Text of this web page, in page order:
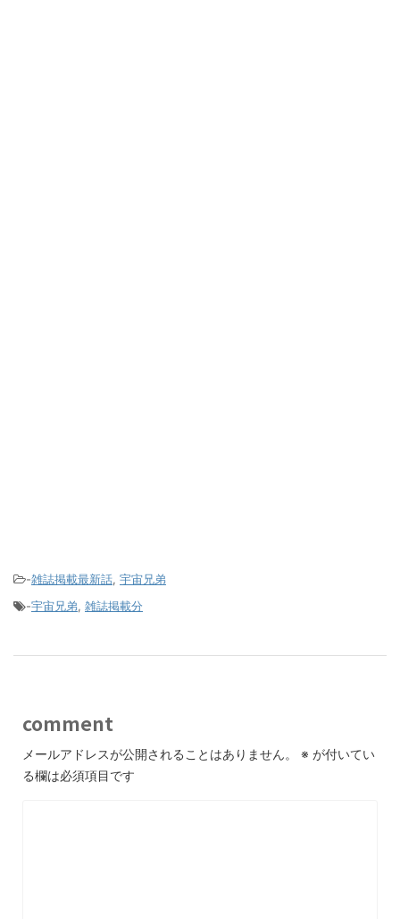
-雑誌掲載最新話, 宇宙兄弟
-宇宙兄弟, 雑誌掲載分
comment
メールアドレスが公開されることはありません。 ※ が付いてい
る欄は必須項目です